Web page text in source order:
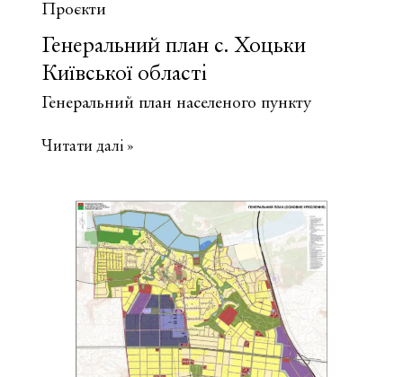
Проєкти
Генеральний план с. Хоцьки
Київської області
Генеральний план населеного пункту
Генеральний
Хоцьки
Київської
області
Читати далі »